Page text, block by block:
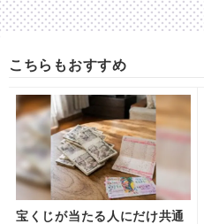
こちらもおすすめ
宝くじが当たる人にだけ共通